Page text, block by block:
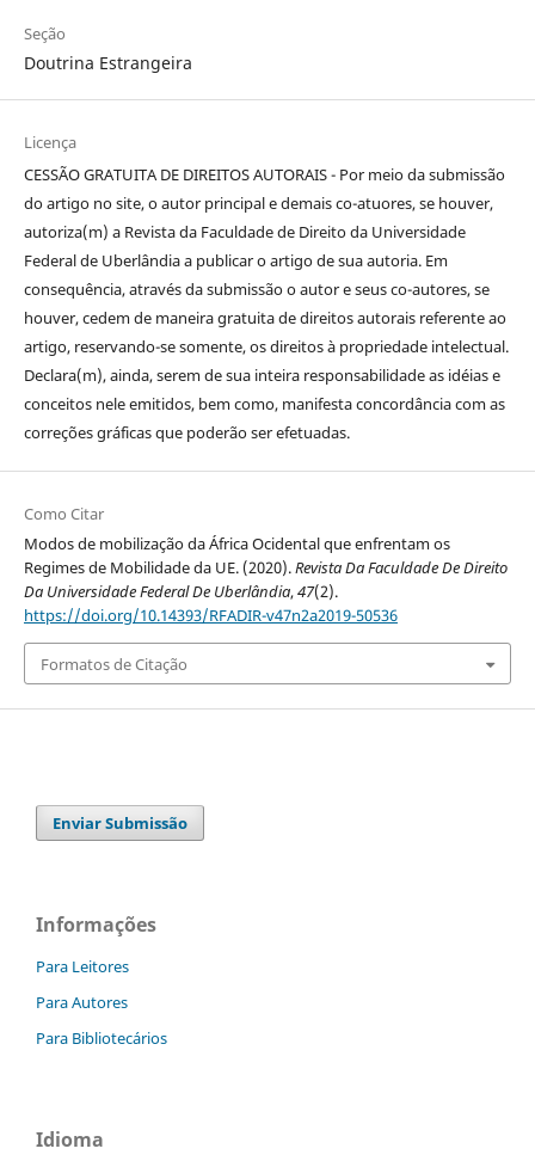
Seção
Doutrina Estrangeira
Licença
CESSÃO GRATUITA DE DIREITOS AUTORAIS - Por meio da submissão
do artigo no site, o autor principal e demais co-atuores, se houver,
autoriza(m) a Revista da Faculdade de Direito da Universidade
Federal de Uberlândia a publicar o artigo de sua autoria. Em
consequência, através da submissão o autor e seus co-autores, se
houver, cedem de maneira gratuita de direitos autorais referente ao
artigo, reservando-se somente, os direitos à propriedade intelectual.
Declara(m), ainda, serem de sua inteira responsabilidade as idéias e
conceitos nele emitidos, bem como, manifesta concordância com as
correções gráficas que poderão ser efetuadas.
Como Citar
Modos de mobilização da África Ocidental que enfrentam os
Regimes de Mobilidade da UE. (2020).Revista Da Faculdade De Direito
Da Universidade Federal De Uberlândia,47(2).
https://doi.org/10.14393/RFADIR-v47n2a2019-50536
Formatos de Citação
Enviar Submissão
Informações
Para Leitores
Para Autores
Para Bibliotecários
Idioma